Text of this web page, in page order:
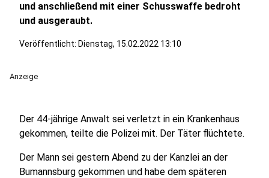
und anschließend mit einer Schusswaffe bedroht
und ausgeraubt.
Veröffentlicht: Dienstag, 15.02.2022 13:10
Anzeige
Der 44-jährige Anwalt sei verletzt in ein Krankenhaus
gekommen, teilte die Polizei mit. Der Täter flüchtete.
Der Mann sei gestern Abend zu der Kanzlei an der
Bumannsburg gekommen und habe dem späteren